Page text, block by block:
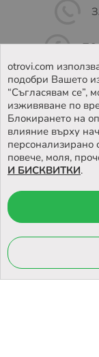
© 2026
otrovi.com
подобри Вашето
“Съгласявам се”,
изживяване по
Блокирането на
влияние върху
персонализирано
повече, моля,
И БИСКВИТКИ.